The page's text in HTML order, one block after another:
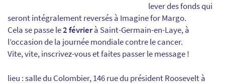
lever des fonds qui
seront intégralement reversés à Imagine for Margo.
Cela se passe le2 févrierà Saint-Germain-en-Laye, à
l’occasion de la journée mondiale contre le cancer.
Vite, vite, inscrivez-vous et faites passer le message !
lieu : salle du Colombier, 146 rue du président Roosevelt à